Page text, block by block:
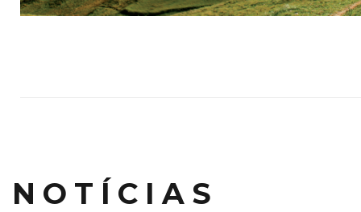
NOTÍCIAS